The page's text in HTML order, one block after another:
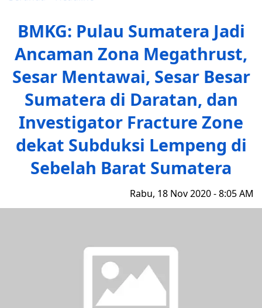
BMKG: Pulau Sumatera Jadi
Ancaman Zona Megathrust,
Sesar Mentawai, Sesar Besar
Sumatera di Daratan, dan
Investigator Fracture Zone
dekat Subduksi Lempeng di
Sebelah Barat Sumatera
Rabu, 18 Nov 2020 - 8:05 AM